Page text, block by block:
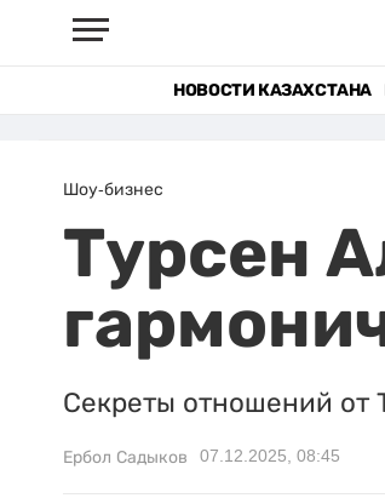
НОВОСТИ КАЗАХСТАНА
Шоу-бизнес
Турсен
Секреты отношений от
Ербол Садыков 07.12.2025, 08:45